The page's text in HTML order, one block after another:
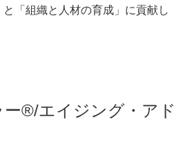
「組織と人材の育成」に貢献し
®/エイジング・アド